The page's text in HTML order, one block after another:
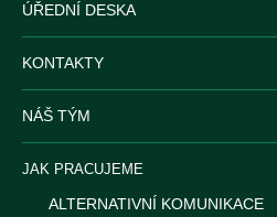
ÚŘEDNÍ DESKA
KONTAKTY
NÁŠ TÝM
JAK PRACUJEME
ALTERNATIVNÍ KOMUNIKACE